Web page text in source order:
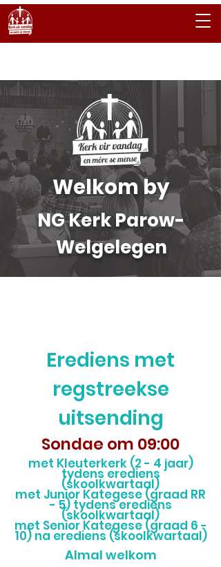
Welkom by
NG Kerk Parow-
Welgelegen
Erediens met
regstreekse
uitsending
Sondae om 09:00
met Kleuterkerk (2 - 4 jaar)
tydens erediens
(skoolkwartaal)
met Junior Kategese (graad RR
- 5) tydens erediens
(skoolkwartaal)
met Senior Kategese (graad 6 -
10) na erediens (skoolkwartaal)
Almal welkom